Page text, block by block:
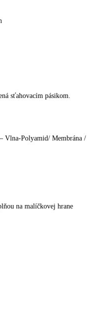
sťahovacím pásikom.
Vlna-Polyamid/ Membrána /
na malíčkovej hrane